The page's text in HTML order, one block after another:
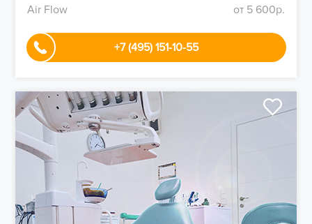
Air Flow
от 5 600р.
+7 (495) 151-10-55